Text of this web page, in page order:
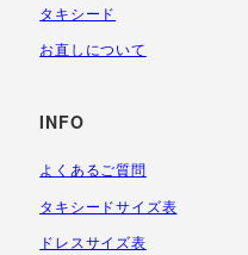
タキシード
お直しについて
INFO
よくあるご質問
タキシードサイズ表
ドレスサイズ表